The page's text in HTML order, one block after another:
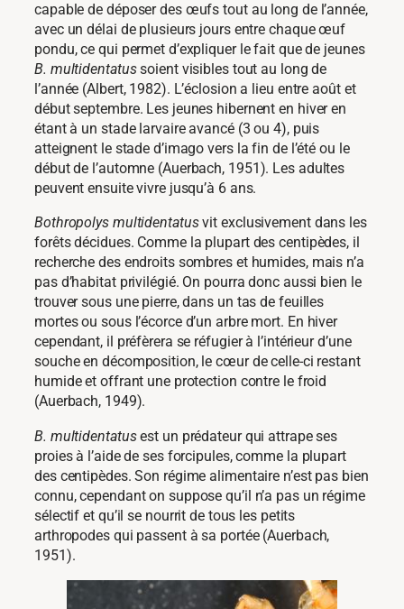
capable de déposer des œufs tout au long de l’année,
avec un délai de plusieurs jours entre chaque œuf
pondu, ce qui permet d’expliquer le fait que de jeunes
B. multidentatussoient visibles tout au long de
l’année (Albert, 1982). L’éclosion a lieu entre août et
début septembre. Les jeunes hibernent en hiver en
étant à un stade larvaire avancé (3 ou 4), puis
atteignent le stade d’imago vers la fin de l’été ou le
début de l’automne (Auerbach, 1951). Les adultes
peuvent ensuite vivre jusqu’à 6 ans.
Bothropolys multidentatusvit exclusivement dans les
forêts décidues. Comme la plupart des centipèdes, il
recherche des endroits sombres et humides, mais n’a
pas d’habitat privilégié. On pourra donc aussi bien le
trouver sous une pierre, dans un tas de feuilles
mortes ou sous l’écorce d’un arbre mort. En hiver
cependant, il préfèrera se réfugier à l’intérieur d’une
souche en décomposition, le cœur de celle-ci restant
humide et offrant une protection contre le froid
(Auerbach, 1949).
B. multidentatusest un prédateur qui attrape ses
proies à l’aide de ses forcipules, comme la plupart
des centipèdes. Son régime alimentaire n’est pas bien
connu, cependant on suppose qu’il n’a pas un régime
sélectif et qu’il se nourrit de tous les petits
arthropodes qui passent à sa portée (Auerbach,
1951).